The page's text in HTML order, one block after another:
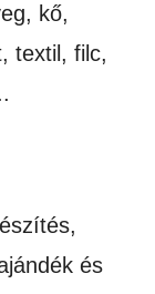
kő,
textil, filc,
és